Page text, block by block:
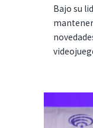
Bajo su